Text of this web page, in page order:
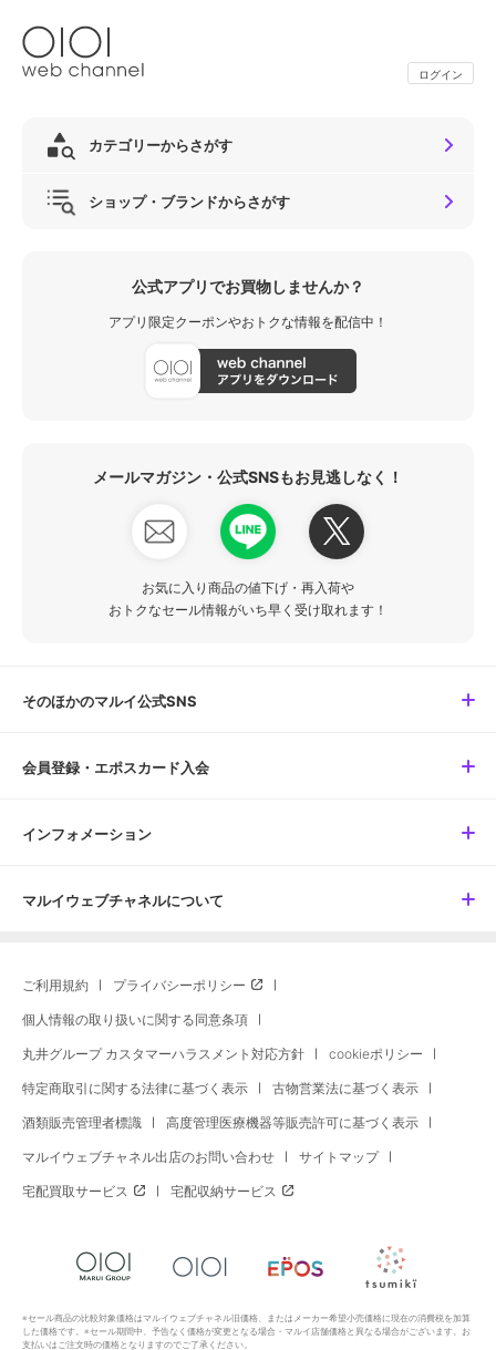
ログイン
カテゴリーからさがす
ショップ・ブランドからさがす
公式アプリでお買物しませんか？
アプリ限定クーポンやおトクな情報を配信中！
メールマガジン・公式SNSもお見逃しなく！
お気に入り商品の値下げ・再入荷や
おトクなセール情報がいち早く受け取れます！
そのほかのマルイ公式SNS
会員登録・エポスカード入会
インフォメーション
マルイウェブチャネルについて
ご利用規約 プライバシーポリシー
個人情報の取り扱いに関する同意条項
丸井グループ カスタマーハラスメント対応方針 cookieポリシー
特定商取引に関する法律に基づく表示 古物営業法に基づく表示
酒類販売管理者標識 高度管理医療機器等販売許可に基づく表示
マルイウェブチャネル出店のお問い合わせ サイトマップ
宅配買取サービス 宅配収納サービス
※セール商品の比較対象価格はマルイウェブチャネル旧価格、またはメーカー希望小売価格に現在の消費税を加算
した価格です。※セール期間中、予告なく価格が変更となる場合・マルイ店舗価格と異なる場合がございます。お
支払いはご注文時の価格となりますのでご了承ください。